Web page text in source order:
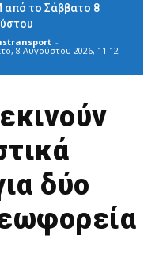
το Σάββατο 8
-
8 Αυγούστου 2026, 11:12
δύο